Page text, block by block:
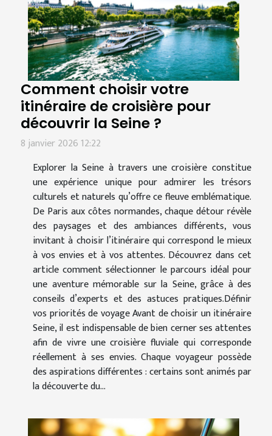
Comment choisir votre
itinéraire de croisière pour
découvrir la Seine ?
8 janvier 2026 12:22
Explorer la Seine à travers une croisière constitue
une expérience unique pour admirer les trésors
culturels et naturels qu’offre ce fleuve emblématique.
De Paris aux côtes normandes, chaque détour révèle
des paysages et des ambiances différents, vous
invitant à choisir l’itinéraire qui correspond le mieux
à vos envies et à vos attentes. Découvrez dans cet
article comment sélectionner le parcours idéal pour
une aventure mémorable sur la Seine, grâce à des
conseils d’experts et des astuces pratiques.Définir
vos priorités de voyage Avant de choisir un itinéraire
Seine, il est indispensable de bien cerner ses attentes
afin de vivre une croisière fluviale qui corresponde
réellement à ses envies. Chaque voyageur possède
des aspirations différentes : certains sont animés par
la découverte du...